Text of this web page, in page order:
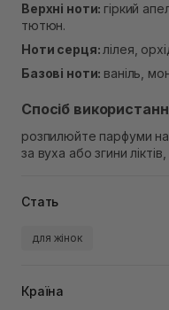
Верхні ноти: гіркий
тютюн.
Ноти серця: лілея,
Базові ноти: ваніль,
Спосіб
розпилюйте парфуми на
за вуха або згини
Стать
для жінок
Країна